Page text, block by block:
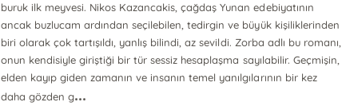
buruk ilk meyvesi. Nikos Kazancakis, çağdaş Yunan edebiyatının
ancak buzlucam ardından seçilebilen, tedirgin ve büyük kişiliklerinden
biri olarak çok tartışıldı, yanlış bilindi, az sevildi. Zorba adlı bu romanı,
onun kendisiyle giriştiği bir tür sessiz hesaplaşma sayılabilir. Geçmişin,
elden kayıp giden zamanın ve insanın temel yanılgılarının bir kez
daha gözden g...